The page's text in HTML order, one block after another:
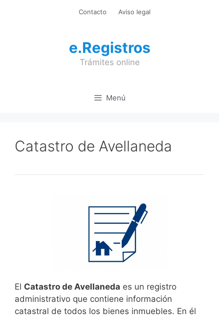
Contacto Aviso legal
e.Registros
Trámites online
Menú
Catastro de Avellaneda
El Catastro de Avellaneda es un registro
administrativo que contiene información
catastral de todos los bienes inmuebles. En él